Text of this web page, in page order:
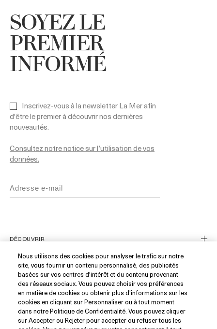
SOYEZ LE
PREMIER
INFORMÉ
Inscrivez-vous à la newsletter La Mer afin
d'être le premier à découvrir nos dernières
nouveautés.
Consultez notre notice sur l’utilisation de vos
données.
DÉCOUVRIR
Notre Histoire
Les Ingrédients
Blue Heart
Suivre ma commande
Consignes de tri
SERVICE CLIENT
WhatsApp (+33)1 82 88 38 88
Nous Contacter
RÉSEAUX SOCIAUX
Nous utilisons des cookies pour analyser le trafic sur notre
site, vous fournir un contenu personnalisé, des publicités
basées sur vos centres d'intérêt et du contenu provenant
des réseaux sociaux. Vous pouvez choisir vos préférences
en matière de cookies ou obtenir plus d'informations sur les
cookies en cliquant sur Personnaliser ou à tout moment
dans notre Politique de Confidentialité. Vous pouvez cliquer
sur Accepter ou Rejeter pour accepter ou refuser tous les